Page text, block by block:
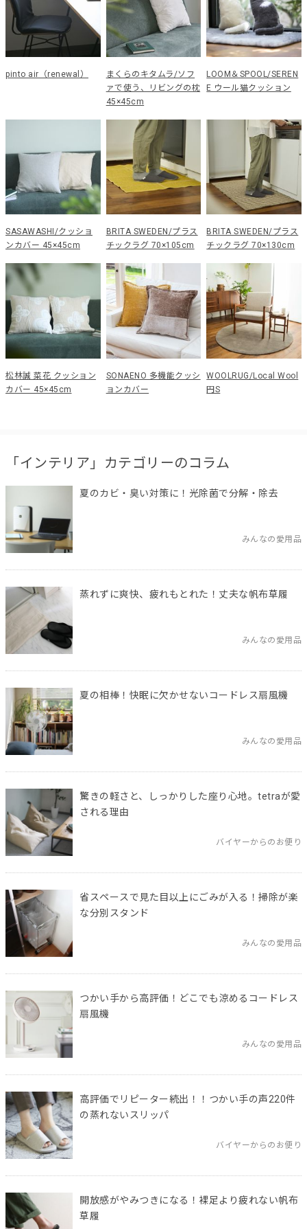
pinto air（renewal）
まくらのキタムラ/ソフ
ァで使う、リビングの枕
45×45cm
LOOM＆SPOOL/SEREN
E ウール猫クッション
SASAWASHI/クッショ
ンカバー 45×45cm
BRITA SWEDEN/プラス
チックラグ 70×105cm
BRITA SWEDEN/プラス
チックラグ 70×130cm
松林誠 菜花 クッション
カバー 45×45cm
SONAENO 多機能クッシ
ョンカバー
WOOLRUG/Local Wool
円S
「インテリア」カテゴリーのコラム
夏のカビ・臭い対策に！光除菌で分解・除去
みんなの愛用品
蒸れずに爽快、疲れもとれた！丈夫な帆布草履
みんなの愛用品
夏の相棒！快眠に欠かせないコードレス扇風機
みんなの愛用品
驚きの軽さと、しっかりした座り心地。tetraが愛
される理由
バイヤーからのお便り
省スペースで見た目以上にごみが入る！掃除が楽
な分別スタンド
みんなの愛用品
つかい手から高評価！どこでも涼めるコードレス
扇風機
みんなの愛用品
高評価でリピーター続出！！つかい手の声220件
の蒸れないスリッパ
バイヤーからのお便り
開放感がやみつきになる！裸足より疲れない帆布
草履